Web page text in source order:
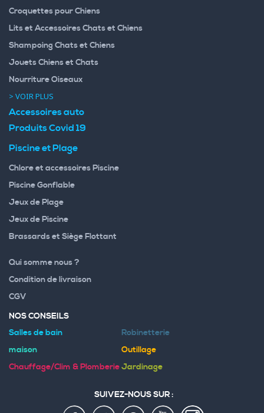
Croquettes pour Chiens
Lits et Accessoires Chats et Chiens
Shampoing Chats et Chiens
Jouets Chiens et Chats
Nourriture Oiseaux
> VOIR PLUS
Accessoires auto
Produits Covid 19
Piscine et Plage
Chlore et accessoires Piscine
Piscine Gonflable
Jeux de Plage
Jeux de Piscine
Brassards et Siège Flottant
Qui somme nous ?
Condition de livraison
CGV
NOS CONSEILS
Salles de bain
Robinetterie
maison
Outillage
Chauffage/Clim & PlomberieJardinage
SUIVEZ-NOUS SUR :